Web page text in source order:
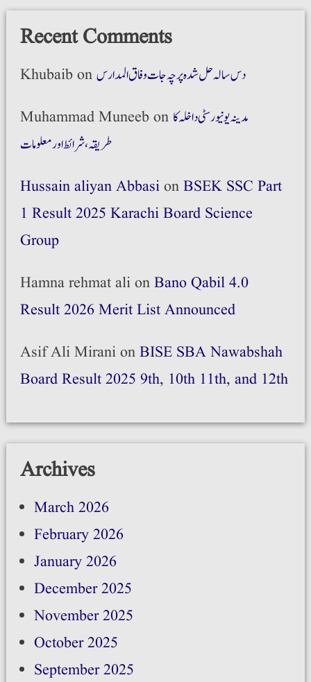
Recent Comments
Khubaibonدس سالہ حل شدہ پرچہ جات وفاق المدارس
Muhammad Muneebon مدینہ یونیورسٹی داخلہ کا
طریقہ،شرائط اور معلومات
Hussain aliyan AbbasionBSEK SSC Part
1 Result 2025 Karachi Board Science
Group
Hamna rehmat alionBano Qabil 4.0
Result 2026 Merit List Announced
Asif Ali MiranionBISE SBA Nawabshah
Board Result 2025 9th, 10th 11th, and 12th
Archives
March 2026
February 2026
January 2026
December 2025
November 2025
October 2025
September 2025